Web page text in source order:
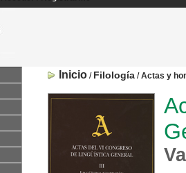
Inicio / Filología /Actas y